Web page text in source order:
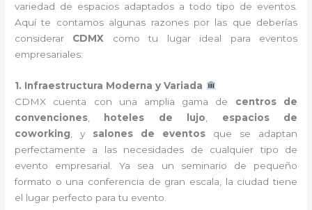
variedad de espacios adaptados a todo tipo de eventos.
Aquí te contamos algunas razones por las que deberías
considerar CDMX como tu lugar ideal para eventos
empresariales:
1. Infraestructura Moderna y Variada
CDMX cuenta con una amplia gama de centros de
convenciones
hoteles de lujo
espacios de
coworking , y salones de eventos que se adaptan
perfectamente a las necesidades de cualquier tipo de
evento empresarial. Ya sea un seminario de pequeño
formato o una conferencia de gran escala, la ciudad tiene
el lugar perfecto para tu evento.